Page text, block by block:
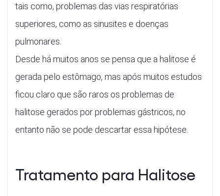
tais como, problemas das vias respiratórias
superiores, como as sinusites e doenças
pulmonares.
Desde há muitos anos se pensa que a halitose é
gerada pelo estômago, mas após muitos estudos
ficou claro que são raros os problemas de
halitose gerados por problemas gástricos, no
entanto não se pode descartar essa hipótese.
Tratamento para Halitose